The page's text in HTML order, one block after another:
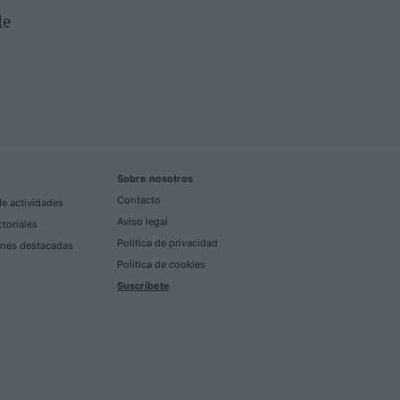
actividades
destacadas
Sobre nosotros
Contacto
Aviso legal
Política de privacidad
Política de cookies
Suscríbete